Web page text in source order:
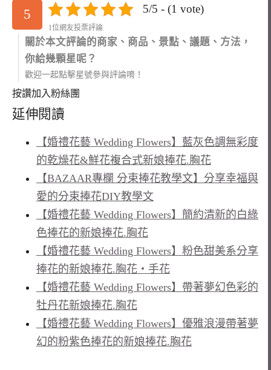
5 5/5 - (1 vote)
1位網友投票評論
關於本文評論的商家、商品、景點、議題、方法，
你給幾顆星呢？
歡迎一起點擊星號參與評論唷！
按讚加入粉絲團
延伸閱讀
【婚禮花藝 Wedding Flowers】藍灰色調無彩度
的乾燥花&鮮花複合式新娘捧花.胸花
【BAZAAR專欄 分束捧花教學文】分享幸福與
愛的分束捧花DIY教學文
【婚禮花藝 Wedding Flowers】簡約清新的白綠
色捧花的新娘捧花.胸花
【婚禮花藝 Wedding Flowers】粉色甜美系分享
捧花的新娘捧花.胸花‧手花
【婚禮花藝 Wedding Flowers】帶著夢幻色彩的
牡丹花新娘捧花.胸花
【婚禮花藝 Wedding Flowers】優雅浪漫帶著夢
幻的粉紫色捧花的新娘捧花.胸花